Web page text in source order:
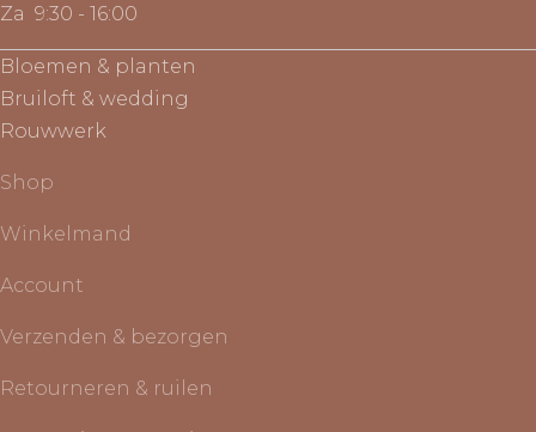
Za 9:30 - 16:00
Bloemen & planten
Bruiloft & wedding
Rouwwerk
Shop
Winkelmand
Account
Verzenden & bezorgen
Retourneren & ruilen